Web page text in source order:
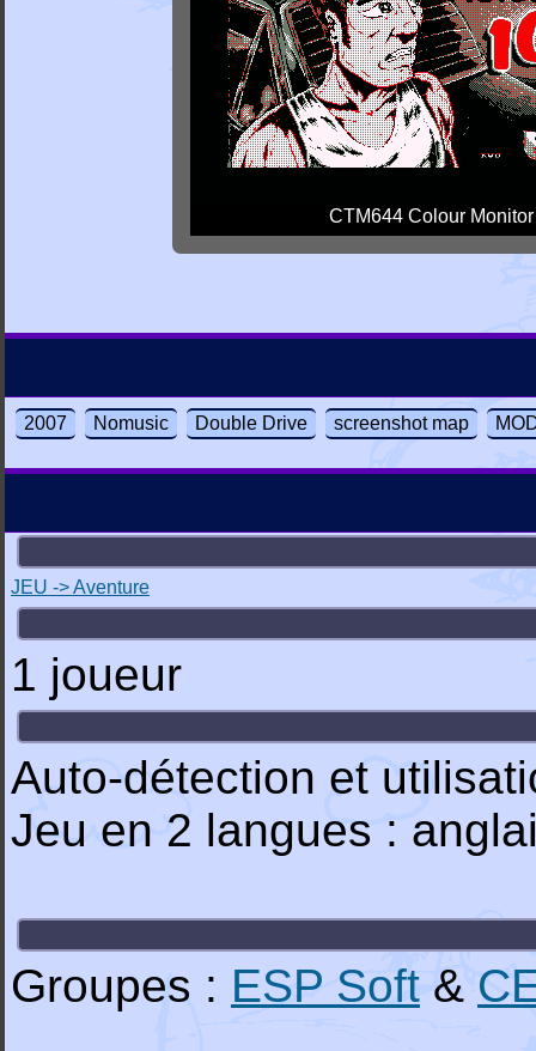
CTM644 Colour Monitor
2007 Nomusic Double Drive screenshot map
JEU -> Aventure
1 joueur
Auto-détection et
Jeu en 2 langues :
Groupes : ESP Soft &